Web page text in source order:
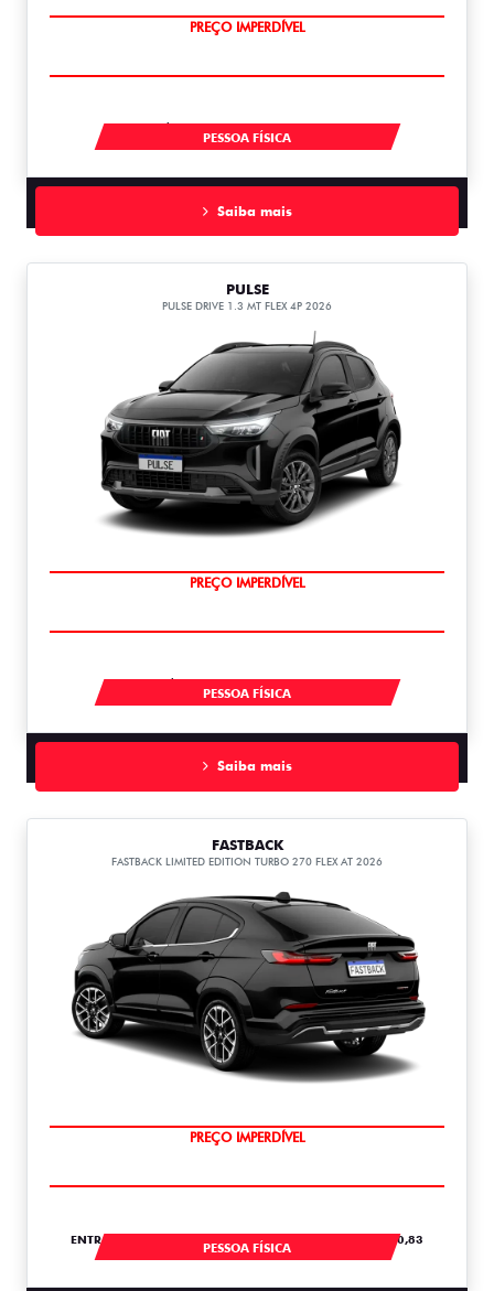
O SUV AUTOMÁTICO MAIS BARATO DO BRASIL
À VISTA POR R$ 109.990,00
PESSOA FÍSICA
Saiba mais
PULSE
PULSE DRIVE 1.3 MT FLEX 4P 2026
OPORTUNIDADE
À VISTA POR R$ 99.990,00
PESSOA FÍSICA
Saiba mais
FASTBACK
FASTBACK LIMITED EDITION TURBO 270 FLEX AT 2026
COM USADO NA TROCA
ENTRADA DE R$ 107.443,00 +18 PARCELAS DE R$ 2.820,83
PESSOA FÍSICA